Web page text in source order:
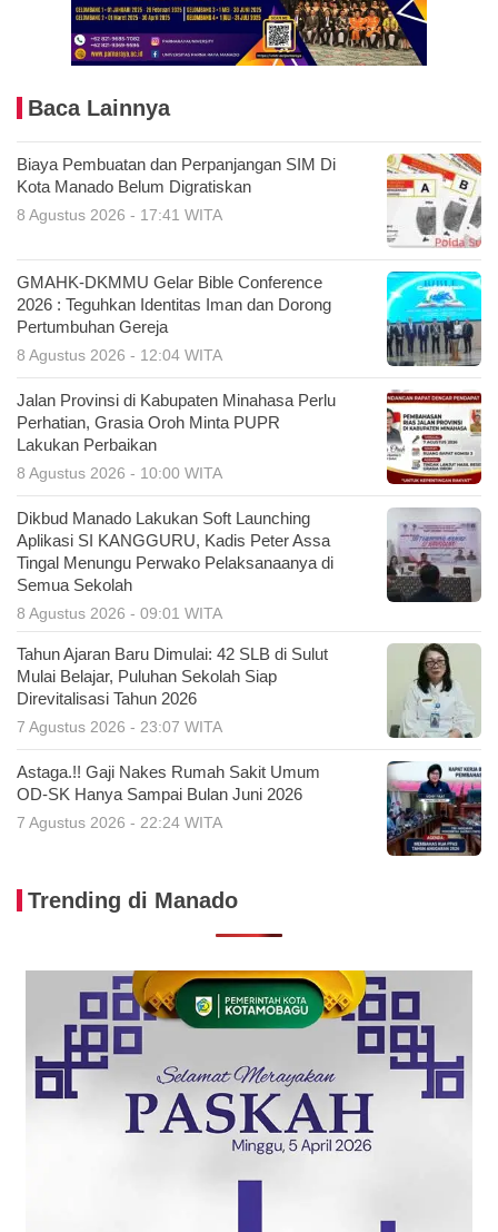
Baca Lainnya
Biaya Pembuatan dan Perpanjangan SIM Di
Kota Manado Belum Digratiskan
8 Agustus 2026 - 17:41 WITA
GMAHK-DKMMU Gelar Bible Conference
2026 : Teguhkan Identitas Iman dan Dorong
Pertumbuhan Gereja
8 Agustus 2026 - 12:04 WITA
Jalan Provinsi di Kabupaten Minahasa Perlu
Perhatian, Grasia Oroh Minta PUPR
Lakukan Perbaikan
8 Agustus 2026 - 10:00 WITA
Dikbud Manado Lakukan Soft Launching
Aplikasi SI KANGGURU, Kadis Peter Assa
Tingal Menungu Perwako Pelaksanaanya di
Semua Sekolah
8 Agustus 2026 - 09:01 WITA
Tahun Ajaran Baru Dimulai: 42 SLB di Sulut
Mulai Belajar, Puluhan Sekolah Siap
Direvitalisasi Tahun 2026
7 Agustus 2026 - 23:07 WITA
Astaga.!! Gaji Nakes Rumah Sakit Umum
OD-SK Hanya Sampai Bulan Juni 2026
7 Agustus 2026 - 22:24 WITA
Trending di Manado